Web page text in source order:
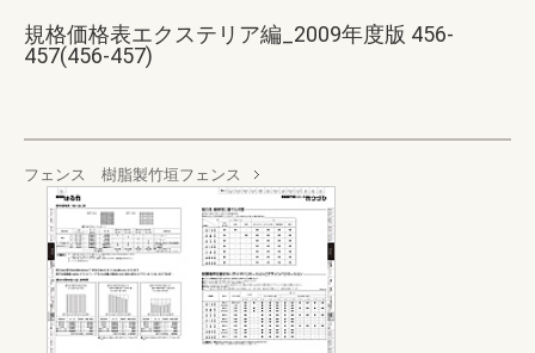
規格価格表エクステリア編_2009年度版 456-
457(456-457)
フェンス 樹脂製竹垣フェンス